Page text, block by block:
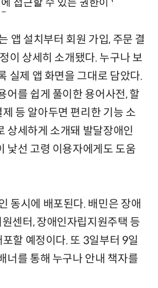
앱 설치부터 회원 가입, 주문 결
이 상세히 소개됐다. 누구나 보
실제 앱 화면을 그대로 담았다.
어를 쉽게 풀이한 용어사전, 할
등 알아두면 편리한 기능 소
상세하게 소개돼 발달장애인
낯선 고령 이용자에게도 도움
동시에 배포된다. 배민은 장애
센터, 장애인자립지원주택 등
할 예정이다. 또 3일부터 9일
너를 통해 누구나 안내 책자를